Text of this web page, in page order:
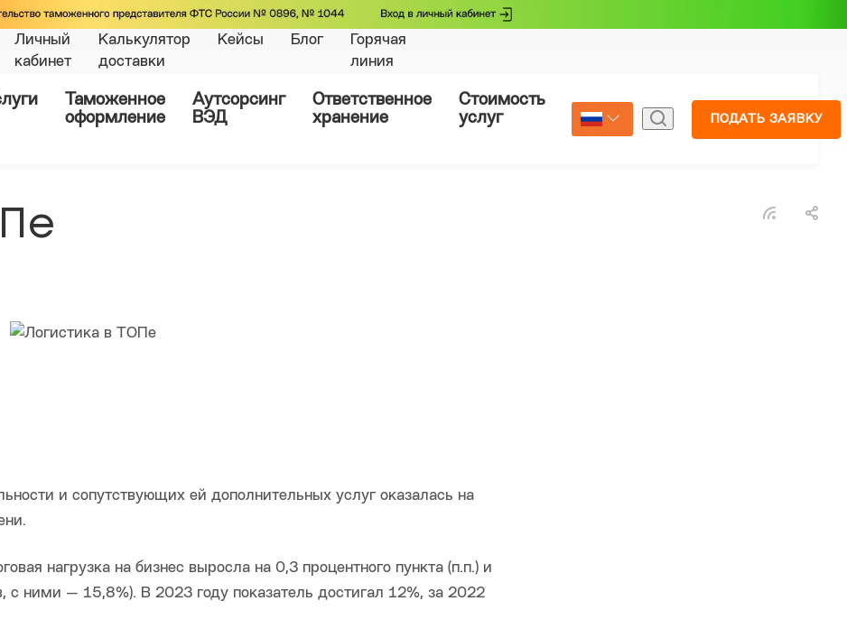
Личный
кабинет
Калькулятор
доставки
Кейсы Блог
Горячая
линия
Таможенное
оформление
Аутсорсинг
ВЭД
Ответственное
хранение
Стоимость
услуг
Страхование
Select Language
ПОДАТЬ ЗАЯВКУ
и сопутствующих ей дополнительных услуг оказалась на
нагрузка на бизнес выросла на 0,3 процентного пункта (п.п.) и
с ними — 15,8%). В 2023 году показатель достигал 12%, за 2022